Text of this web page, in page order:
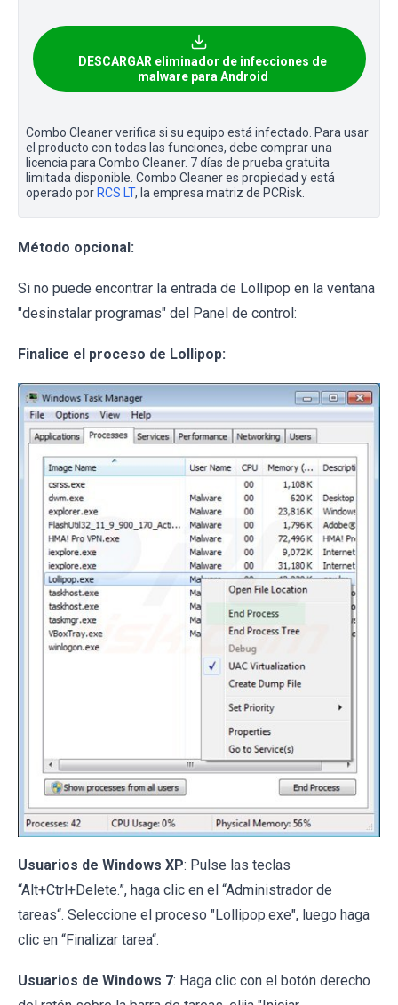
DESCARGAR eliminador de infecciones de
malware para Android
Combo Cleaner verifica si su equipo está infectado. Para usar
el producto con todas las funciones, debe comprar una
licencia para Combo Cleaner. 7 días de prueba gratuita
limitada disponible. Combo Cleaner es propiedad y está
operado por RCS LT, la empresa matriz de PCRisk.
Método opcional:
Si no puede encontrar la entrada de Lollipop en la ventana
"desinstalar programas" del Panel de control:
Finalice el proceso de Lollipop:
Usuarios de Windows XP: Pulse las teclas
“Alt+Ctrl+Delete.”, haga clic en el “Administrador de
tareas“. Seleccione el proceso "Lollipop.exe", luego haga
clic en “Finalizar tarea“.
Usuarios de Windows 7: Haga clic con el botón derecho